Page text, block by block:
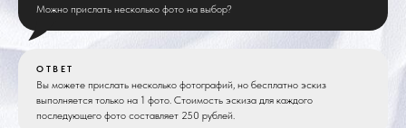
Можно прислать несколько фото на выбор?
ОТВЕТ
Вы можете прислать несколько фотографий, но бесплатно эскиз
выполняется только на 1 фото. Стоимость эскиза для каждого
последующего фото составляет 250 рублей.